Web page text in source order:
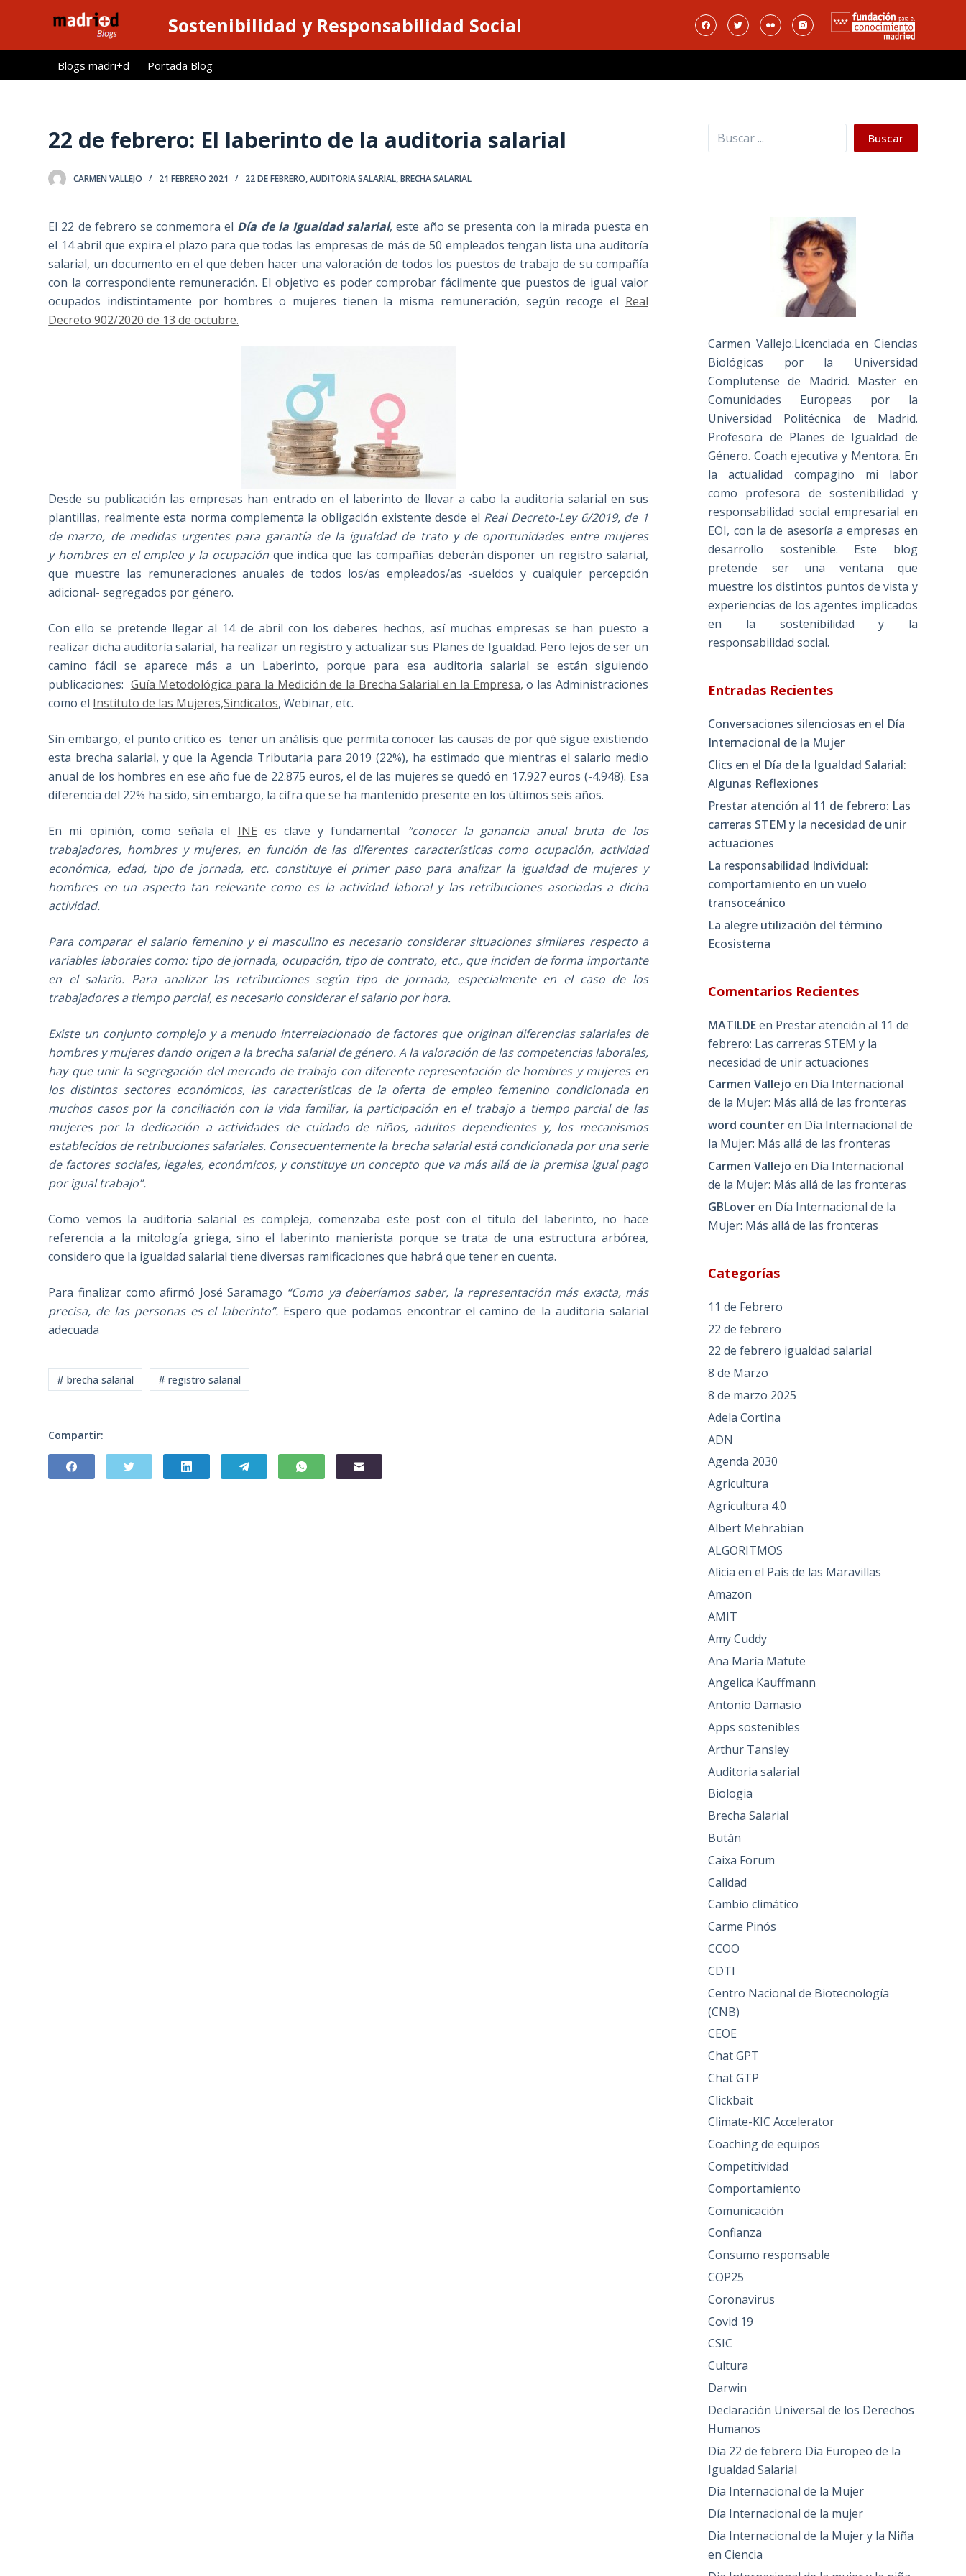
l
Sostenibilidad y Responsabilidad Social
Blogs madri+d Portada Blog
22 de febrero: El laberinto de la auditoria salarial
CARMEN VALLEJO 21 FEBRERO 2021 22 DE FEBRERO,AUDITORIA SALARIAL,BRECHA SALARIAL
El 22 de febrero se conmemora el Día de la Igualdad salarial, este año se presenta con la mirada puesta en
el 14 abril que expira el plazo para que todas las empresas de más de 50 empleados tengan lista una auditoría
salarial, un documento en el que deben hacer una valoración de todos los puestos de trabajo de su compañía
con la correspondiente remuneración. El objetivo es poder comprobar fácilmente que puestos de igual valor
ocupados indistintamente por hombres o mujeres tienen la misma remuneración, según recoge el Real
Decreto 902/2020 de 13 de octubre.
Desde su publicación las empresas han entrado en el laberinto de llevar a cabo la auditoria salarial en sus
plantillas, realmente esta norma complementa la obligación existente desde el Real Decreto-Ley 6/2019, de 1
de marzo, de medidas urgentes para garantía de la igualdad de trato y de oportunidades entre mujeres
y hombres en el empleo y la ocupación que indica que las compañías deberán disponer un registro salarial,
que muestre las remuneraciones anuales de todos los/as empleados/as -sueldos y cualquier percepción
adicional- segregados por género.
Con ello se pretende llegar al 14 de abril con los deberes hechos, así muchas empresas se han puesto a
realizar dicha auditoría salarial, ha realizar un registro y actualizar sus Planes de Igualdad. Pero lejos de ser un
camino fácil se aparece más a un Laberinto, porque para esa auditoria salarial se están siguiendo
publicaciones: Guía Metodológica para la Medición de la Brecha Salarial en la Empresa, o las Administraciones
como el Instituto de las Mujeres,Sindicatos, Webinar, etc.
Sin embargo, el punto critico es tener un análisis que permita conocer las causas de por qué sigue existiendo
esta brecha salarial, y que la Agencia Tributaria para 2019 (22%), ha estimado que mientras el salario medio
anual de los hombres en ese año fue de 22.875 euros, el de las mujeres se quedó en 17.927 euros (-4.948). Esa
diferencia del 22% ha sido, sin embargo, la cifra que se ha mantenido presente en los últimos seis años.
En mi opinión, como señala el INE es clave y fundamental “conocer la ganancia anual bruta de los
trabajadores, hombres y mujeres, en función de las diferentes características como ocupación, actividad
económica, edad, tipo de jornada, etc. constituye el primer paso para analizar la igualdad de mujeres y
hombres en un aspecto tan relevante como es la actividad laboral y las retribuciones asociadas a dicha
actividad.
Para comparar el salario femenino y el masculino es necesario considerar situaciones similares respecto a
variables laborales como: tipo de jornada, ocupación, tipo de contrato, etc., que inciden de forma importante
en el salario. Para analizar las retribuciones según tipo de jornada, especialmente en el caso de los
trabajadores a tiempo parcial, es necesario considerar el salario por hora.
Existe un conjunto complejo y a menudo interrelacionado de factores que originan diferencias salariales de
hombres y mujeres dando origen a la brecha salarial de género. A la valoración de las competencias laborales,
hay que unir la segregación del mercado de trabajo con diferente representación de hombres y mujeres en
los distintos sectores económicos, las características de la oferta de empleo femenino condicionada en
muchos casos por la conciliación con la vida familiar, la participación en el trabajo a tiempo parcial de las
mujeres por la dedicación a actividades de cuidado de niños, adultos dependientes y, los mecanismos
establecidos de retribuciones salariales. Consecuentemente la brecha salarial está condicionada por una serie
de factores sociales, legales, económicos, y constituye un concepto que va más allá de la premisa igual pago
por igual trabajo”.
Como vemos la auditoria salarial es compleja, comenzaba este post con el titulo del laberinto, no hace
referencia a la mitología griega, sino el laberinto manierista porque se trata de una estructura arbórea,
considero que la igualdad salarial tiene diversas ramificaciones que habrá que tener en cuenta.
Para finalizar como afirmó José Saramago “Como ya deberíamos saber, la representación más exacta, más
precisa, de las personas es el laberinto”. Espero que podamos encontrar el camino de la auditoria salarial
adecuada
# brecha salarial # registro salarial
Compartir:
Buscar Buscar
Carmen Vallejo.Licenciada en Ciencias
Biológicas por la Universidad
Complutense de Madrid. Master en
Comunidades Europeas por la
Universidad Politécnica de Madrid.
Profesora de Planes de Igualdad de
Género. Coach ejecutiva y Mentora. En
la actualidad compagino mi labor
como profesora de sostenibilidad y
responsabilidad social empresarial en
EOI, con la de asesoría a empresas en
desarrollo sostenible. Este blog
pretende ser una ventana que
muestre los distintos puntos de vista y
experiencias de los agentes implicados
en la sostenibilidad y la
responsabilidad social.
Entradas Recientes
Conversaciones silenciosas en el Día
Internacional de la Mujer
Clics en el Día de la Igualdad Salarial:
Algunas Reflexiones
Prestar atención al 11 de febrero: Las
carreras STEM y la necesidad de unir
actuaciones
La responsabilidad Individual:
comportamiento en un vuelo
transoceánico
La alegre utilización del término
Ecosistema
Comentarios Recientes
MATILDEen Prestar atención al 11 de
febrero: Las carreras STEM y la
necesidad de unir actuaciones
Carmen Vallejo en Día Internacional
de la Mujer: Más allá de las fronteras
word counteren Día Internacional de
la Mujer: Más allá de las fronteras
Carmen Vallejo en Día Internacional
de la Mujer: Más allá de las fronteras
GBLoveren Día Internacional de la
Mujer: Más allá de las fronteras
Categorías
11 de Febrero
22 de febrero
22 de febrero igualdad salarial
8 de Marzo
8 de marzo 2025
Adela Cortina
ADN
Agenda 2030
Agricultura
Agricultura 4.0
Albert Mehrabian
ALGORITMOS
Alicia en el País de las Maravillas
Amazon
AMIT
Amy Cuddy
Ana María Matute
Angelica Kauffmann
Antonio Damasio
Apps sostenibles
Arthur Tansley
Auditoria salarial
Biologia
Brecha Salarial
Bután
Caixa Forum
Calidad
Cambio climático
Carme Pinós
CCOO
CDTI
Centro Nacional de Biotecnología
(CNB)
CEOE
Chat GPT
Chat GTP
Clickbait
Climate-KIC Accelerator
Coaching de equipos
Competitividad
Comportamiento
Comunicación
Confianza
Consumo responsable
COP25
Coronavirus
Covid 19
CSIC
Cultura
Darwin
Declaración Universal de los Derechos
Humanos
Dia 22 de febrero Día Europeo de la
Igualdad Salarial
Dia Internacional de la Mujer
Día Internacional de la mujer
Dia Internacional de la Mujer y la Niña
en Ciencia